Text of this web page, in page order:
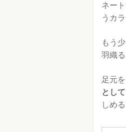
ネー
うカ
もう
羽織
足元
とし
しめ